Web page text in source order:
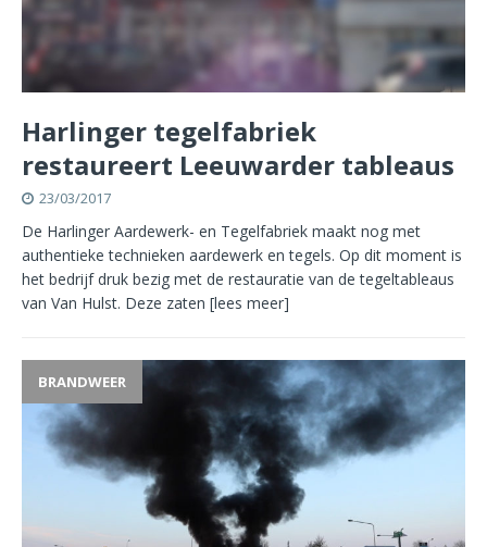
Harlinger tegelfabriek
restaureert Leeuwarder tableaus
23/03/2017
De Harlinger Aardewerk- en Tegelfabriek maakt nog met
authentieke technieken aardewerk en tegels. Op dit moment is
het bedrijf druk bezig met de restauratie van de tegeltableaus
van Van Hulst. Deze zaten [lees meer]
BRANDWEER